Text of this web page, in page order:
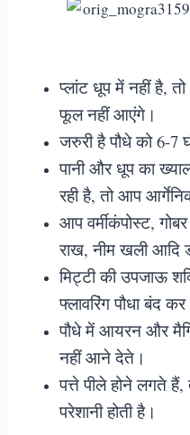
प्लांट धूप में नहीं है,
फूल नहीं आएंगे।
जरुरी है पौधे को 6-7
पानी और धूप का
रही है, तो आप
आप वर्मीकंपोस्ट,
राख, नीम खली आदि
मिट्टी की उपजाऊ
फ्लावरिंग पौधा बंद
पौधे में आयरन और
नहीं आने देते।
पत्ते पीले होने लगते हैं,
परेशानी होती है।